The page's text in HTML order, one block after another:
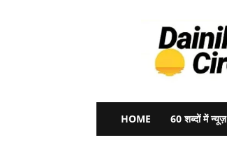
HOME 60 शब्दों में न्यूज़